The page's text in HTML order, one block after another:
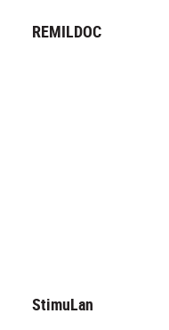
REMILDOC
StimuLan